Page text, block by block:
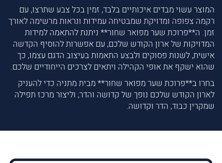
המוצר עשוי מבדים איכותיים בלבד, זמין בכל צבע שתרצו, עם
רקמה צפופה ומדויקת שמבטיחה עמידות ונראות מרשימה לאורך
זמן. ה**פרוכת שער מפואר שחור** ניתנת להתאמה למידות
המדויקות של ארון הקודש שלכם, עם אפשרות להוסיף הקדשה
אישית, לשנות פסוקים ולבצע התאמות בעיצוב הדגם עצמו, כך
שהוא ישקף את אופי הקהילה ויתאים לצרכים הייחודיים שלכם.
בחרו ב**פרוכת שער מפואר שחור** מבית מתניה כדי להעניק
לארון הקודש שלכם נופך של קדושה והדר, וליצור מרכז תפילה
שמקרין כבוד, הדר וקדושה.